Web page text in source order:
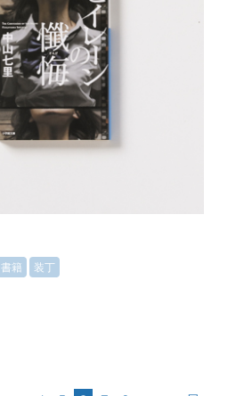
書籍 装丁